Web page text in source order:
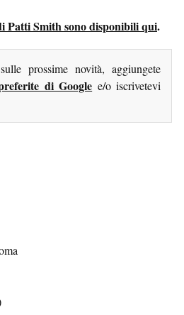
Patti Smith sono disponibili qui.
prossime novità, aggiungete
di Google e/o iscrivetevi